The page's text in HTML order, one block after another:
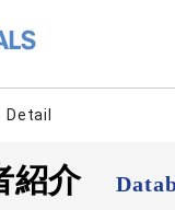
Detail
紹介